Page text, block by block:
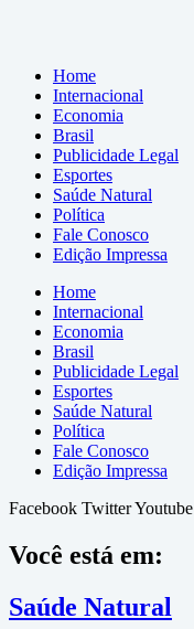
Home
Internacional
Economia
Brasil
Publicidade Legal
Esportes
Saúde Natural
Política
Fale Conosco
Edição Impressa
Home
Internacional
Economia
Brasil
Publicidade Legal
Esportes
Saúde Natural
Política
Fale Conosco
Edição Impressa
Facebook TwitterYoutube
Você está em:
Saúde Natural